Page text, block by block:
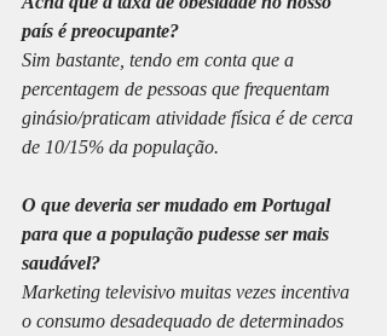
país é preocupante?
Sim bastante, tendo em conta que a
percentagem de pessoas que frequentam
ginásio/praticam atividade física é de cerca
de 10/15% da população.
O que deveria ser mudado em Portugal
para que a população pudesse ser mais
saudável?
Marketing televisivo muitas vezes incentiva
o consumo desadequado de determinados